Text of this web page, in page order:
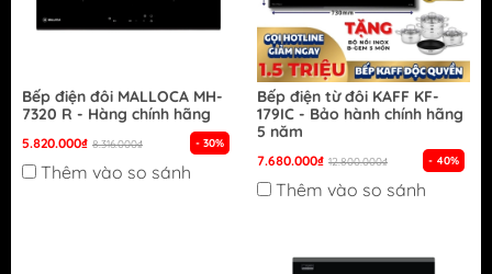
Bếp điện đôi MALLOCA MH-
7320 R - Hàng chính hãng
5.820.000₫ 8.316.000₫ - 30%
Thêm vào so sánh
Bếp điện từ đôi KAFF KF-
179IC - Bảo hành chính hãng
5 năm
7.680.000₫ 12.800.000₫ - 40%
Thêm vào so sánh